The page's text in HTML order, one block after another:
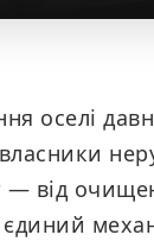
оселі
від